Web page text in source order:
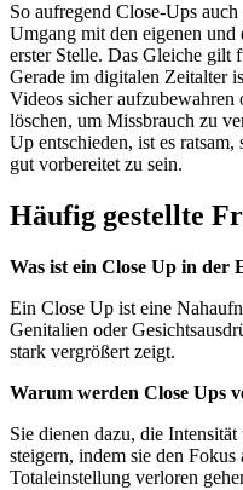
So aufregend Close-Ups
Umgang mit den eigenen und
erster Stelle. Das Gleiche gilt
Gerade im digitalen Zeitalter
Videos sicher aufzubewahren
löschen, um Missbrauch zu
Up entschieden, ist es
gut vorbereitet zu sein.
Häufig gestellte
Was ist ein Close Up in der
Ein Close Up ist eine
Genitalien oder
stark vergrößert zeigt.
Warum werden Close Ups
Sie dienen dazu, die
steigern, indem sie den
Totaleinstellung verloren